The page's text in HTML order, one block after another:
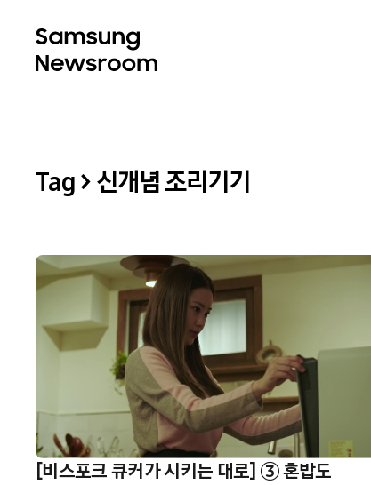
Tag > 신개념 조리기기
[비스포크 큐커가 시키는 대로] ③ 혼밥도